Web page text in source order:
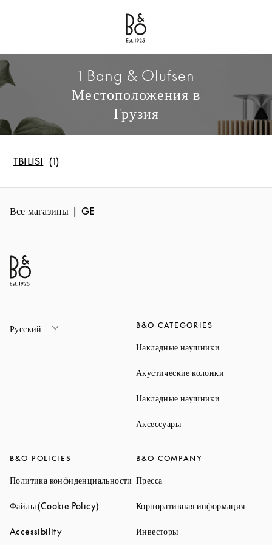
Bang & Olufsen - Exist to Create
Link Opens in New Tab
1 Bang & Olufsen
Местоположения в
Грузия
TBILISI
Все магазины GE
Русский B&O CATEGORIES
Накладные наушники
Акустические колонки
Накладные наушники
АксессуарыLink Opens in New
B&O POLICIES
Политика конфиденциальности Link Opens in New Tab
Файлы (Cookie Policy)Link Opens in New Tab
AccessibilityLink Opens in New Tab
B&O COMPANY
ПрессаLink Opens in New Tab
Корпоративная информацияLink
ИнвесторыLink Opens in New Tab